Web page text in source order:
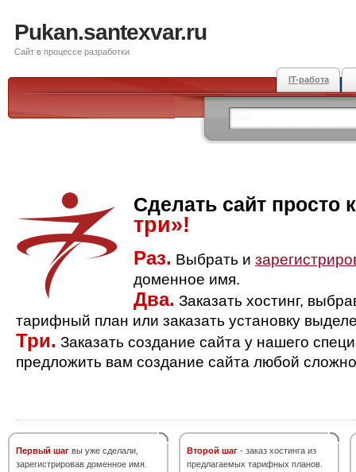
Pukan.santexvar.ru
Сайт в процессе разработки
IT-работа
Сделать сайт просто
три»!
Раз. Выбрать и
доменное имя.
Два. Заказать хостинг,
тарифный план или заказать установку
Три. Заказать создание сайта у нашего
предложить вам создание сайта любой
Первый шаг вы уже сделали,
зарегистрировав доменное имя.
Второй шаг - заказ хостинга из
предлагаемых тарифных планов.